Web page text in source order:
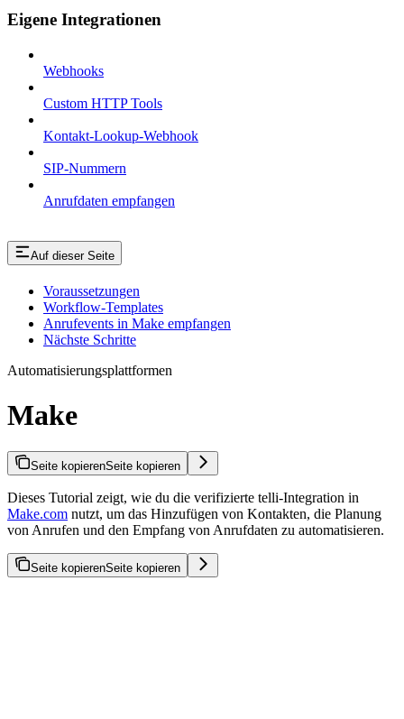
Eigene Integrationen
Webhooks
Custom HTTP Tools
Kontakt-Lookup-Webhook
SIP-Nummern
Anrufdaten empfangen
Auf dieser Seite
Voraussetzungen
Workflow-Templates
Anrufevents in Make empfangen
Nächste Schritte
Automatisierungsplattformen
Make
Seite kopierenSeite kopieren
Dieses Tutorial zeigt, wie du die verifizierte telli-Integration in
Make.com nutzt, um das Hinzufügen von Kontakten, die Planung
von Anrufen und den Empfang von Anrufdaten zu automatisieren.
Seite kopierenSeite kopieren